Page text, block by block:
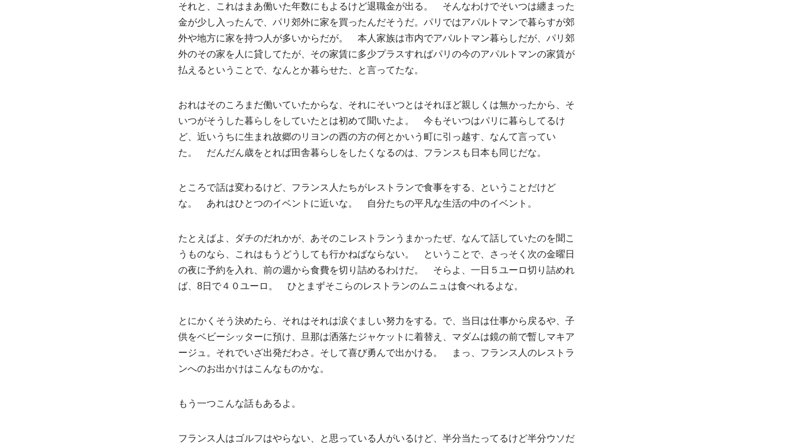
それと、これはまあ働いた年数にもよるけど退職金が出る。 そんなわけでそいつは纏まった
金が少し入ったんで、パリ郊外に家を買ったんだそうだ。パリではアパルトマンで暮らすが郊
外や地方に家を持つ人が多いからだが。 本人家族は市内でアパルトマン暮らしだが、パリ郊
外のその家を人に貸してたが、その家賃に多少プラスすればパリの今のアパルトマンの家賃が
払えるということで、なんとか暮らせた、と言ってたな。
おれはそのころまだ働いていたからな、それにそいつとはそれほど親しくは無かったから、そ
いつがそうした暮らしをしていたとは初めて聞いたよ。 今もそいつはパリに暮らしてるけ
ど、近いうちに生まれ故郷のリヨンの西の方の何とかいう町に引っ越す、なんて言ってい
た。 だんだん歳をとれば田舎暮らしをしたくなるのは、フランスも日本も同じだな。
ところで話は変わるけど、フランス人たちがレストランで食事をする、ということだけど
な。 あれはひとつのイベントに近いな。 自分たちの平凡な生活の中のイベント。
たとえばよ、ダチのだれかが、あそのこレストランうまかったぜ、なんて話していたのを聞こ
うものなら、これはもうどうしても行かねばならない。 ということで、さっそく次の金曜日
の夜に予約を入れ、前の週から食費を切り詰めるわけだ。 そらよ、一日５ユーロ切り詰めれ
ば、8日で４０ユーロ。 ひとまずそこらのレストランのムニュは食べれるよな。
とにかくそう決めたら、それはそれは涙ぐましい努力をする。で、当日は仕事から戻るや、子
供をベビーシッターに預け、旦那は洒落たジャケットに着替え、マダムは鏡の前で暫しマキア
ージュ。それでいざ出発だわさ。そして喜び勇んで出かける。 まっ、フランス人のレストラ
ンへのお出かけはこんなものかな。
もう一つこんな話もあるよ。
フランス人はゴルフはやらない、と思っている人がいるけど、半分当たってるけど半分ウソだ